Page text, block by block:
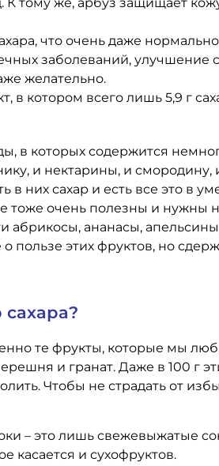
что очень даже
заболеваний, улучшение
желательно.
в котором всего лишь 5,9 г
в которых содержится
и нектарины, и
них сахар и есть все это в
тоже очень полезны и нужны
абрикосы, ананасы,
пользе этих фруктов, но
те фрукты, которые мы
и гранат. Даже в 100 г
Чтобы не страдать от
– это лишь свежевыжатые
касается и сухофруктов.